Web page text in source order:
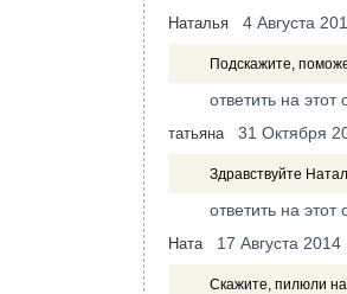
Наталья 4 Августа
Подскажите,
ответить на этот
татьяна 31 Октября
Здравствуйте
ответить на этот
Ната 17 Августа 2014
Скажите, пилюли